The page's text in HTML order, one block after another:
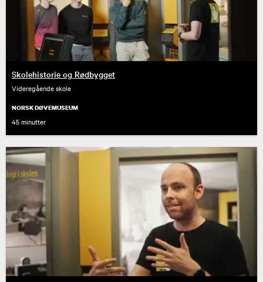
Skolehistorie og Rødbygget
Videregående skole
NORSK DØVEMUSEUM
45 minutter